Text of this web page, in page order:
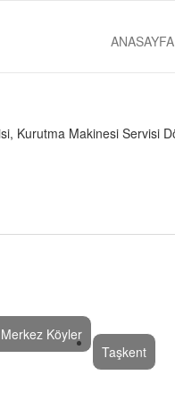
ANASAYFA
Merkez Köyler
Taşkent